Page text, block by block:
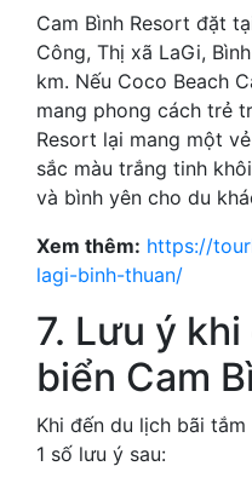
Cam Bình Resort đặt
Công, Thị xã LaGi,
km. Nếu Coco Beach
mang phong cách trẻ
Resort lại mang một
sắc màu trắng tinh
và bình yên cho du
Xem thêm: https://
lagi-binh-thuan/
7. Lưu ý
biển Cam
Khi đến du lịch bãi
1 số lưu ý sau: